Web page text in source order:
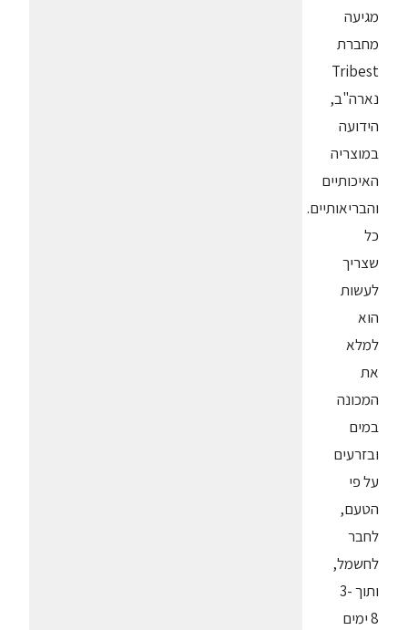
מגיעה
מחברת
Tribest
נארה"ב,
הידועה
במוצריה
האיכותיים
והבריאותיים.
כל
שצריך
לעשות
הוא
למלא
את
המכונה
במים
ובזרעים
על פי
הטעם,
לחבר
לחשמל,
ותוך 3-
8 ימים